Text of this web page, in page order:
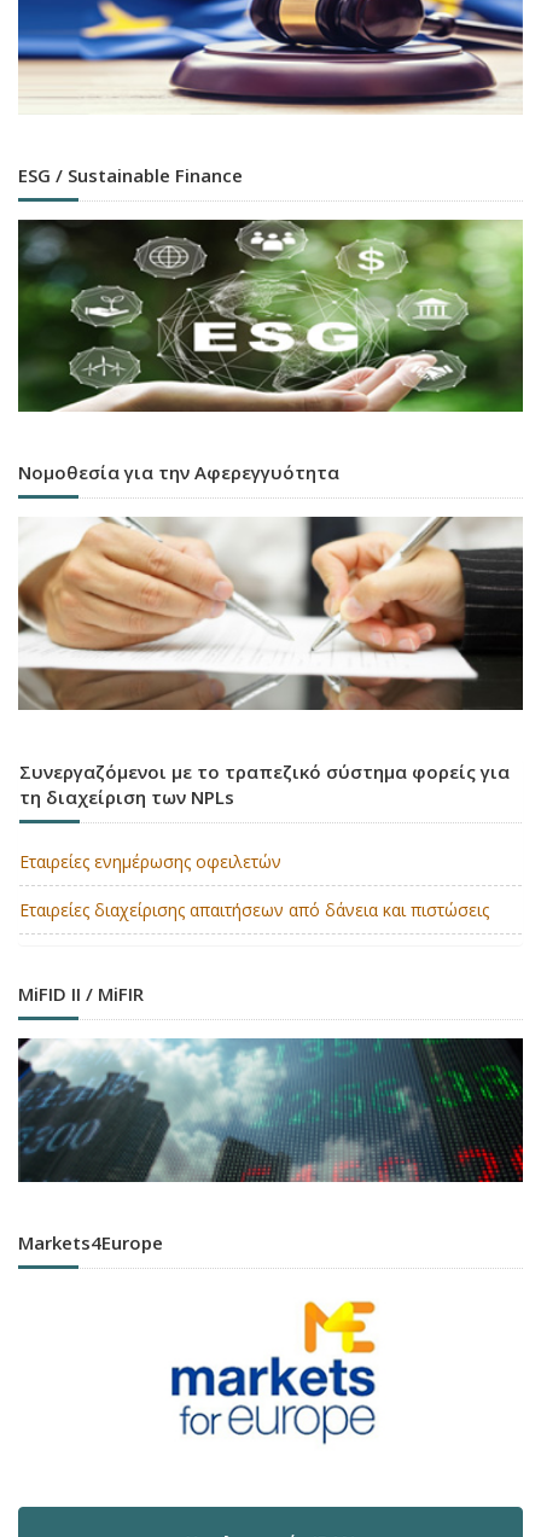
ESG / Sustainable Finance
Νομοθεσία για την Αφερεγγυότητα
Συνεργαζόμενοι με το τραπεζικό σύστημα φορείς για
τη διαχείριση των NPLs
Εταιρείες ενημέρωσης οφειλετών
Εταιρείες διαχείρισης απαιτήσεων από δάνεια και πιστώσεις
MiFID II / MiFIR
Markets4Europe